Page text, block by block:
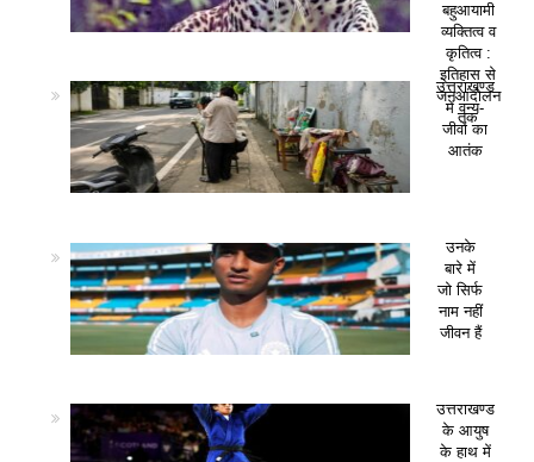
बहुआयामी
व्यक्तित्व व
कृतित्व :
इतिहास से
जनआंदोलन
तक
उत्तराखण्ड
में वन्य-
जीवों का
आतंक
उनके
बारे में
जो सिर्फ
नाम नहीं
जीवन हैं
उत्तराखण्ड
के आयुष
के हाथ में